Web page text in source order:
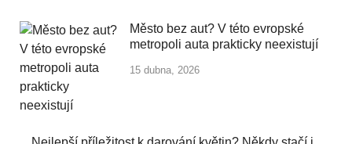
Město bez aut? V této evropské
metropoli auta prakticky neexistují
15 dubna, 2026